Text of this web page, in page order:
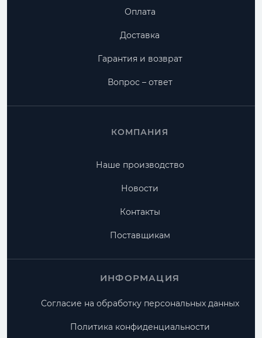
Оплата
Доставка
Гарантия и возврат
Вопрос – ответ
КОМПАНИЯ
Наше производство
Новости
Контакты
Поставщикам
ИНФОРМАЦИЯ
Согласие на обработку персональных данных
Политика конфиденциальности